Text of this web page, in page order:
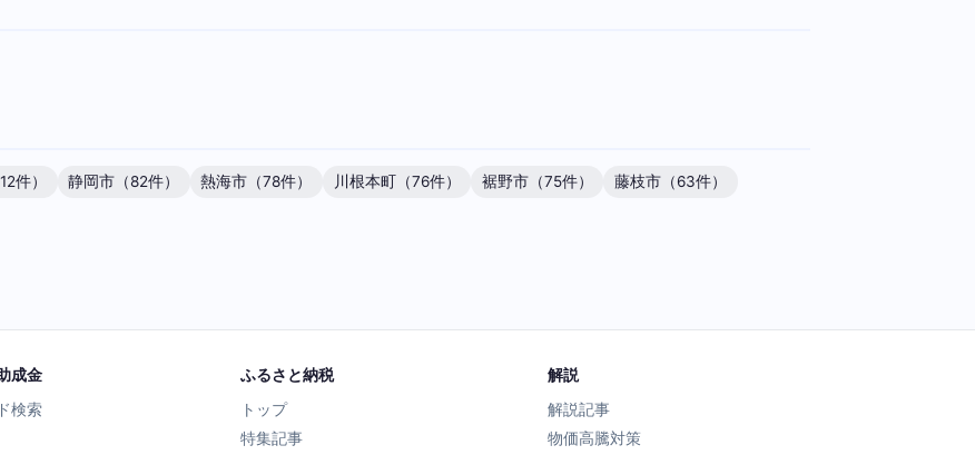
件） 静岡市（82件） 熱海市（78件） 川根本町（76件） 裾野市（75件）
藤枝市（63件）
成金
検索
ふるさと納税
トップ
特集記事
解説
解説記事
物価高騰対策